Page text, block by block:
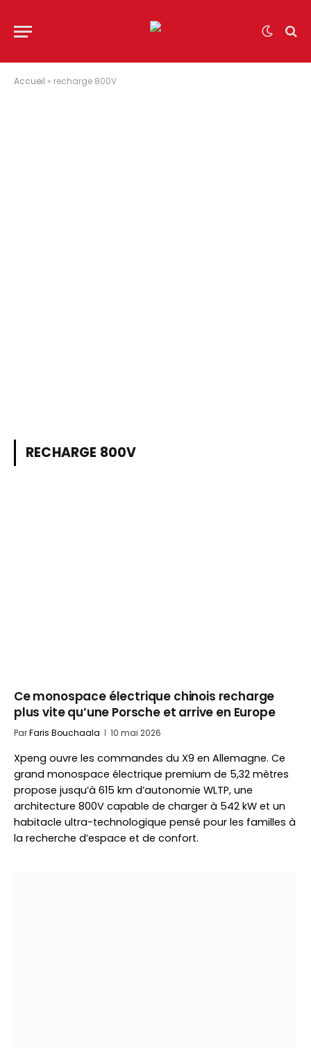
Accueil » recharge 800V
RECHARGE 800V
Ce monospace électrique chinois recharge
plus vite qu’une Porsche et arrive en Europe
ParFaris Bouchaala 10 mai 2026
Xpeng ouvre les commandes du X9 en Allemagne. Ce
grand monospace électrique premium de 5,32 mètres
propose jusqu’à 615 km d’autonomie WLTP, une
architecture 800V capable de charger à 542 kW et un
habitacle ultra-technologique pensé pour les familles à
la recherche d’espace et de confort.